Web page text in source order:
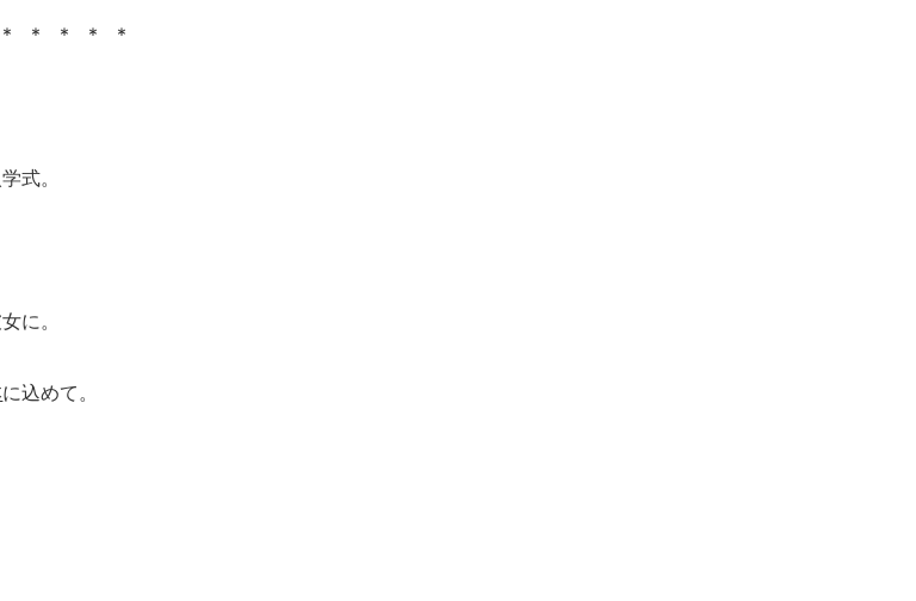
* * * *
式。
に。
に込めて。